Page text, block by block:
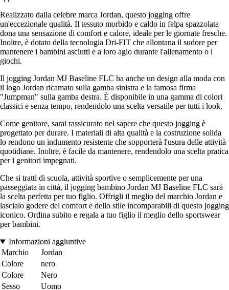
Realizzato dalla celebre marca Jordan, questo jogging offre
un'eccezionale qualità. Il tessuto morbido e caldo in felpa spazzolata
dona una sensazione di comfort e calore, ideale per le giornate fresche.
Inoltre, è dotato della tecnologia Dri-FIT che allontana il sudore per
mantenere i bambini asciutti e a loro agio durante l'allenamento o i
giochi.
Il jogging Jordan MJ Baseline FLC ha anche un design alla moda con
il logo Jordan ricamato sulla gamba sinistra e la famosa firma
"Jumpman" sulla gamba destra. È disponibile in una gamma di colori
classici e senza tempo, rendendolo una scelta versatile per tutti i look.
Come genitore, sarai rassicurato nel sapere che questo jogging è
progettato per durare. I materiali di alta qualità e la costruzione solida
lo rendono un indumento resistente che sopporterà l'usura delle attività
quotidiane. Inoltre, è facile da mantenere, rendendolo una scelta pratica
per i genitori impegnati.
Che si tratti di scuola, attività sportive o semplicemente per una
passeggiata in città, il jogging bambino Jordan MJ Baseline FLC sarà
la scelta perfetta per tuo figlio. Offrigli il meglio del marchio Jordan e
lascialo godere del comfort e dello stile incomparabili di questo jogging
iconico. Ordina subito e regala a tuo figlio il meglio dello sportswear
per bambini.
Informazioni aggiuntive
Marchio
Jordan
Colore
nero
Colore
Nero
Sesso
Uomo